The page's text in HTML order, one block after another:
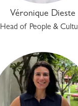
Véronique Dieste
Head of People &